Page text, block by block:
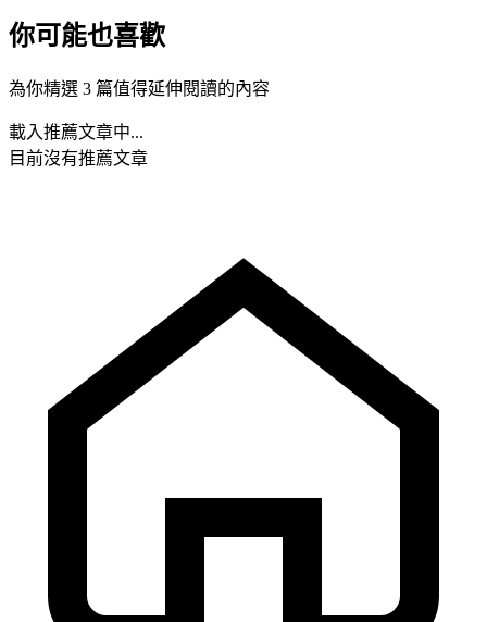
你可能也喜歡
為你精選 3 篇值得延伸閱讀的內容
載入推薦文章中...
目前沒有推薦文章